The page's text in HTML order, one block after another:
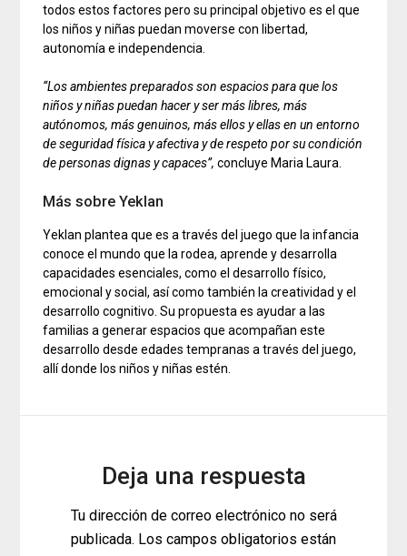
todos estos factores pero su principal objetivo es el que
los niños y niñas puedan moverse con libertad,
autonomía e independencia.
“Los ambientes preparados son espacios para que los
niños y niñas puedan hacer y ser más libres, más
autónomos, más genuinos, más ellos y ellas en un entorno
de seguridad física y afectiva y de respeto por su condición
de personas dignas y capaces”,concluye Maria Laura.
Más sobre Yeklan
Yeklan plantea que es a través del juego que la infancia
conoce el mundo que la rodea, aprende y desarrolla
capacidades esenciales, como el desarrollo físico,
emocional y social, así como también la creatividad y el
desarrollo cognitivo. Su propuesta es ayudar a las
familias a generar espacios que acompañan este
desarrollo desde edades tempranas a través del juego,
allí donde los niños y niñas estén.
Deja una respuesta
Tu dirección de correo electrónico no será
publicada. Los campos obligatorios están